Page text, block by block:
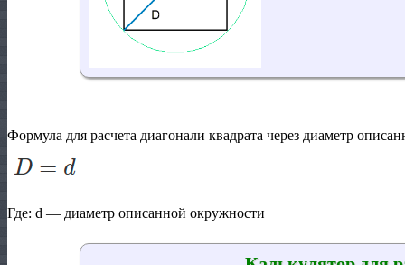
Формула для расчета диагонали квадрата через диаметр
Где: d — диаметр описанной окружности